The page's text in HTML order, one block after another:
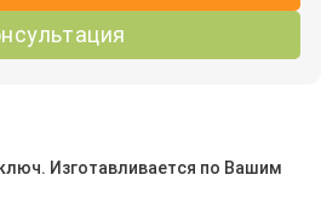
Изготавливается по Вашим